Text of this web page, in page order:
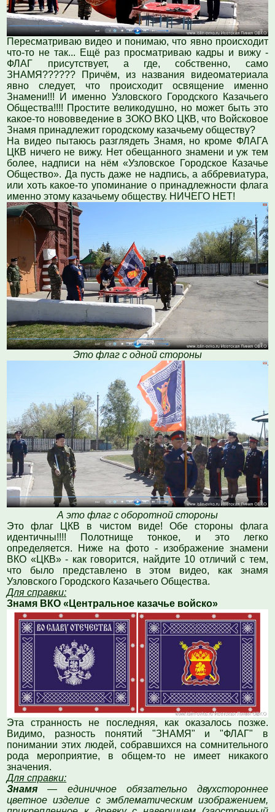
Пересматриваю видео и понимаю, что явно происходит
что-то не так... Ещё раз просматриваю кадры и вижу -
ФЛАГ присутствует, а где, собственно, само
ЗНАМЯ?????? Причём, из названия видеоматериала
явно следует, что происходит освящение именно
Знамени!!! И именно Узловского Городского Казачьего
Общества!!!! Простите великодушно, но может быть это
какое-то нововведение в ЗОКО ВКО ЦКВ, что Войсковое
Знамя принадлежит городскому казачьему обществу?
На видео пытаюсь разглядеть Знамя, но кроме ФЛАГА
ЦКВ ничего не вижу. Нет обещанного знамени и уж тем
более, надписи на нём «Узловское Городское Казачье
Общество». Да пусть даже не надпись, а аббревиатура,
или хоть какое-то упоминание о принадлежности флага
именно этому казачьему обществу. НИЧЕГО НЕТ!
Это флаг с одной стороны
А это флаг с оборотной стороны
Это флаг ЦКВ в чистом виде! Обе стороны флага
идентичны!!!! Полотнище тонкое, и это легко
определяется. Ниже на фото - изображение знамени
ВКО «ЦКВ» - как говорится, найдите 10 отличий с тем,
что было представлено в этом видео, как знамя
Узловского Городского Казачьего Общества.
Для справки:
Знамя ВКО «Центральное казачье войско»
Эта странность не последняя, как оказалось позже.
Видимо, разность понятий "ЗНАМЯ" и "ФЛАГ" в
понимании этих людей, собравшихся на сомнительного
рода мероприятие, в общем-то не имеет никакого
значения.
Для справки:
Знамя— единичное обязательно двухстороннее
цветное изделие с эмблематическим изображением,